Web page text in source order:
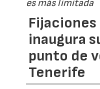
es más limitada
Fijaciones
inaugura
punto de
Tenerife